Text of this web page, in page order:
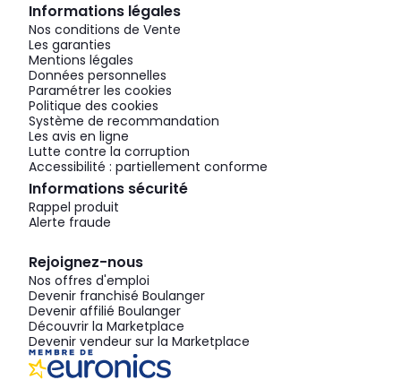
Informations légales
Nos conditions de Vente
Les garanties
Mentions légales
Données personnelles
Paramétrer les cookies
Politique des cookies
Système de recommandation
Les avis en ligne
Lutte contre la corruption
Accessibilité : partiellement conforme
Informations sécurité
Rappel produit
Alerte fraude
Rejoignez-nous
Nos offres d'emploi
Devenir franchisé Boulanger
Devenir affilié Boulanger
Découvrir la Marketplace
Devenir vendeur sur la Marketplace